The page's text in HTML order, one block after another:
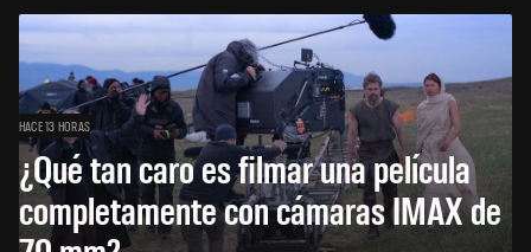
HACE 13 HORAS
¿Qué tan caro es filmar una película
completamente con cámaras IMAX de